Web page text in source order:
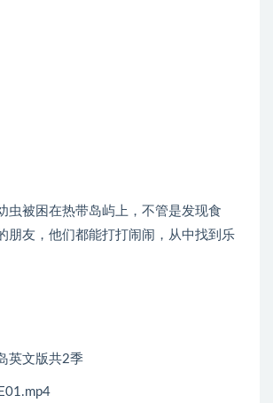
虫被困在热带岛屿上，不管是发现食
朋友，他们都能打打闹闹，从中找到乐
英文版共2季